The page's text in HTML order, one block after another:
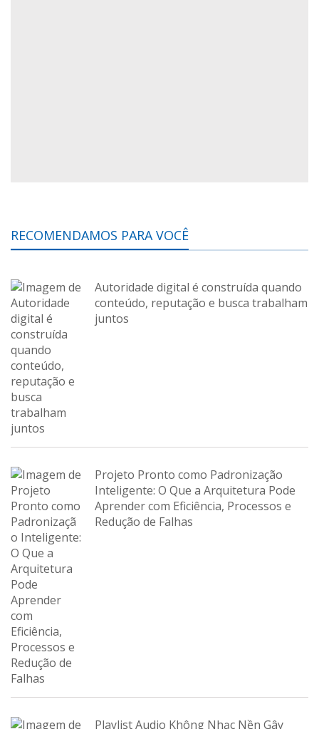
RECOMENDAMOS PARA VOCÊ
Autoridade digital é construída quando
conteúdo, reputação e busca trabalham
juntos
Projeto Pronto como Padronização
Inteligente: O Que a Arquitetura Pode
Aprender com Eficiência, Processos e
Redução de Falhas
Playlist Audio Không Nhạc Nền Gây